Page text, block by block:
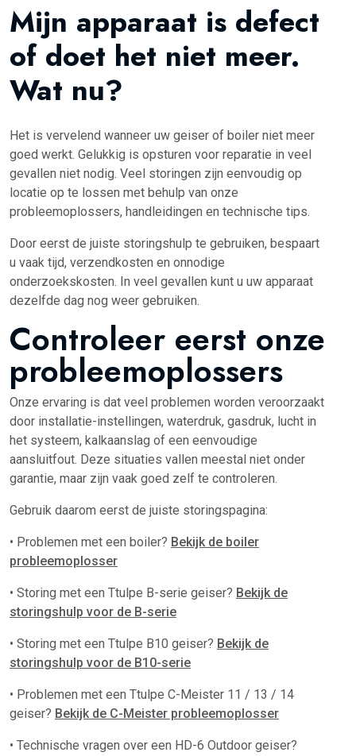
Mijn apparaat is defect
of doet het niet meer.
Wat nu?
Het is vervelend wanneer uw geiser of boiler niet meer
goed werkt. Gelukkig is opsturen voor reparatie in veel
gevallen niet nodig. Veel storingen zijn eenvoudig op
locatie op te lossen met behulp van onze
probleemoplossers, handleidingen en technische tips.
Door eerst de juiste storingshulp te gebruiken, bespaart
u vaak tijd, verzendkosten en onnodige
onderzoekskosten. In veel gevallen kunt u uw apparaat
dezelfde dag nog weer gebruiken.
Controleer eerst onze
probleemoplossers
Onze ervaring is dat veel problemen worden veroorzaakt
door installatie-instellingen, waterdruk, gasdruk, lucht in
het systeem, kalkaanslag of een eenvoudige
aansluitfout. Deze situaties vallen meestal niet onder
garantie, maar zijn vaak goed zelf te controleren.
Gebruik daarom eerst de juiste storingspagina:
• Problemen met een boiler? Bekijk de boiler
probleemoplosser
• Storing met een Ttulpe B-serie geiser? Bekijk de
storingshulp voor de B-serie
• Storing met een Ttulpe B10 geiser? Bekijk de
storingshulp voor de B10-serie
• Problemen met een Ttulpe C-Meister 11 / 13 / 14
geiser? Bekijk de C-Meister probleemoplosser
• Technische vragen over een HD-6 Outdoor geiser?